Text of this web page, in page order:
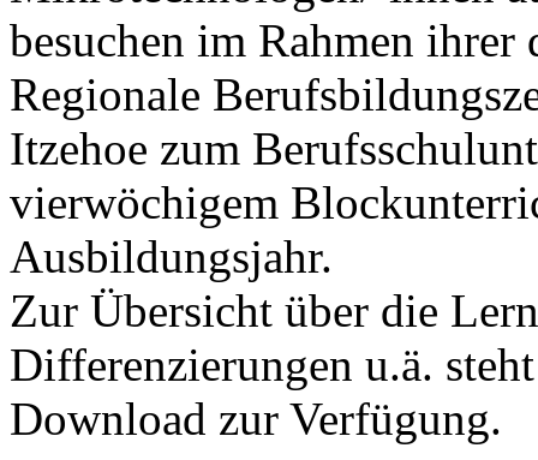
besuchen im Rahmen
Regionale
Itzehoe zum
vierwöchigem
Ausbildungsjahr.
Zur Übersicht über die
Differenzierungen u.ä.
Download zur Verfügung.